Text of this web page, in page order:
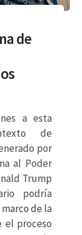
de
a esta
de
por
al Poder
Trump
podría
de la
el proceso